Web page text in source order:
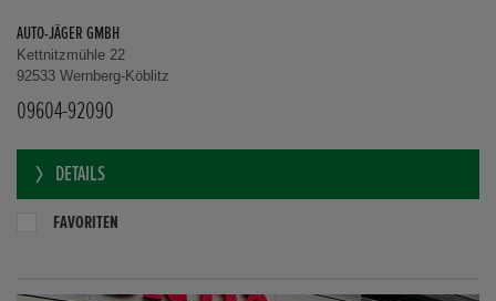
AUTO-JÄGER GMBH
Kettnitzmühle 22
92533 Wernberg-Köblitz
09604-92090
DETAILS
FAVORITEN